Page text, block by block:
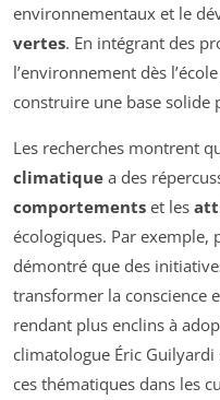
environnementaux et le
vertes. En intégrant des
l’environnement dès
construire une base solide
Les recherches montrent
climatique a des
comportements et les
écologiques. Par
démontré que des
transformer la conscience
rendant plus enclins à
climatologue Éric Guilyardi
ces thématiques dans les